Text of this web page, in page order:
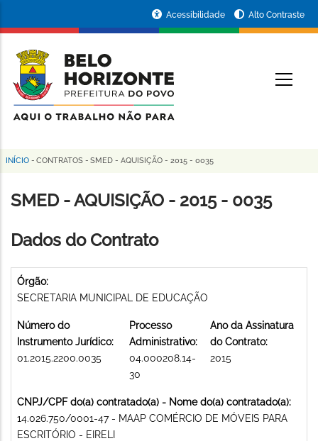
conteúdo
principal
da
Prefeitura
de
Horizonte
Acessibilidade Alto Contraste
Trilha
de
INÍCIO - CONTRATOS - SMED - AQUISIÇÃO - 2015 - 0035
SMED - AQUISIÇÃO - 2015 - 0035
Dados do Contrato
Órgão:
SECRETARIA MUNICIPAL DE EDUCAÇÃO
Número do
Instrumento Jurídico:
01.2015.2200.0035
Processo
Administrativo:
04.000208.14-
30
Ano da Assinatura
do Contrato:
2015
CNPJ/CPF do(a) contratado(a) - Nome do(a) contratado(a):
14.026.750/0001-47 - MAAP COMÉRCIO DE MÓVEIS PARA
ESCRITÓRIO - EIRELI